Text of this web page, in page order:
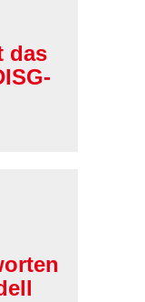
das